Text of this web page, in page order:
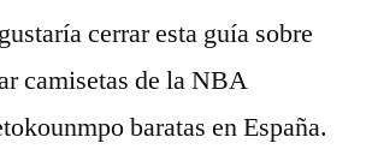
cerrar esta guía sobre
camisetas de la NBA
baratas en España.